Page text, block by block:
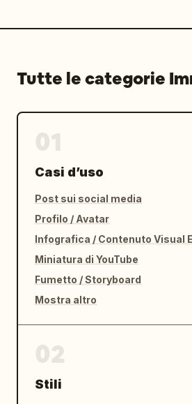
Tutte le categorie
Casi d’uso
Post sui social media
Profilo / Avatar
Infografica / Contenuto Visual
Miniatura di YouTube
Fumetto / Storyboard
Mostra altro
Stili